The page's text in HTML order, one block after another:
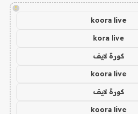
!
koora live
kora live
كورة لايف
koora live
كورة لايف
koora live